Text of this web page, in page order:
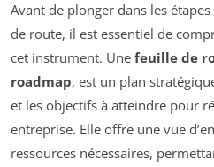
Avant de plonger dans les
de route, il est essentiel de
cet instrument. Une feuille de
roadmap, est un plan
et les objectifs à atteindre pour
entreprise. Elle offre une vue
ressources nécessaires,